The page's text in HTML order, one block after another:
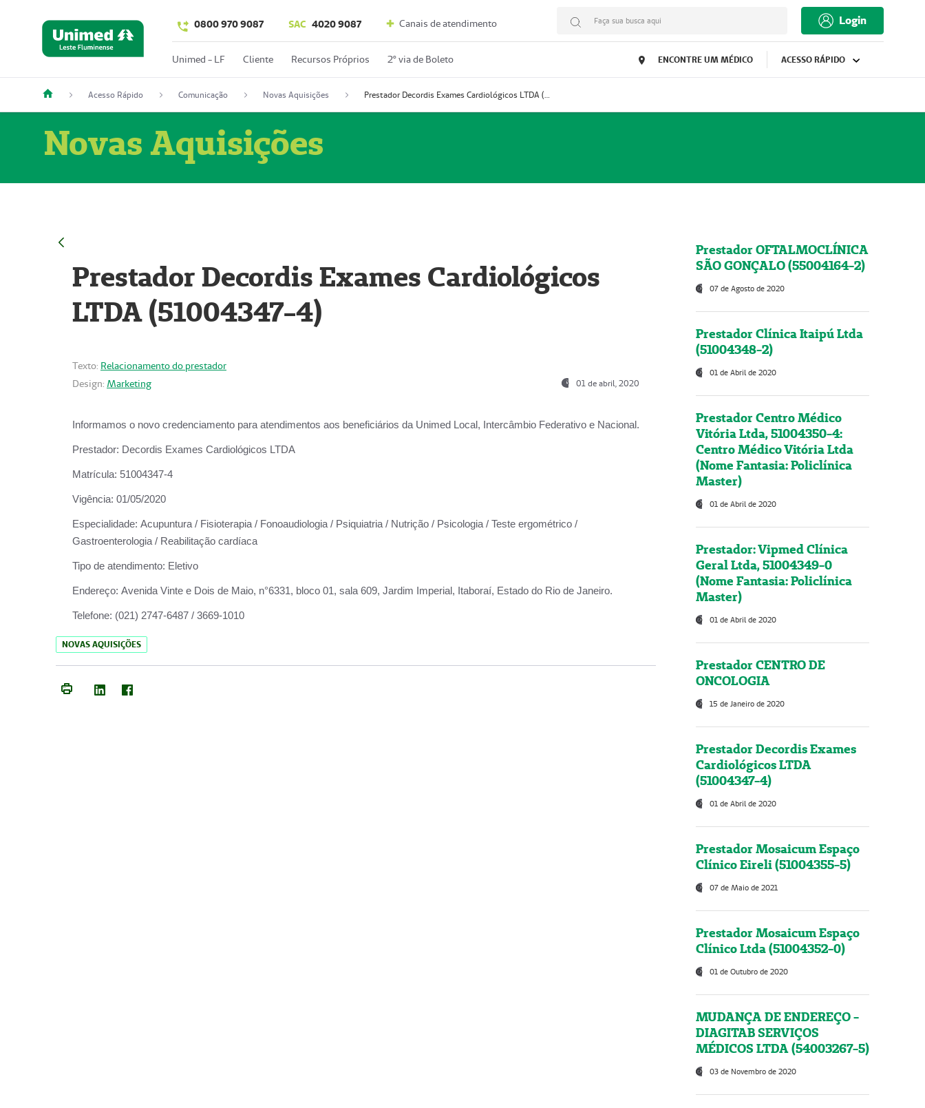
0800 970 9087 SAC 4020 9087 Canais de atendimento Faça sua busca aqui Login
Unimed - LF Cliente Recursos Próprios 2º via de Boleto ENCONTRE UM MÉDICO ACESSO RÁPIDO
Acesso Rápido Comunicação Novas Aquisições Prestador Decordis Exames Cardiológicos LTDA (51004347-4)
Novas Aquisições
Prestador Decordis Exames Cardiológicos
LTDA (51004347-4)
Texto: Relacionamento do prestador
Design: Marketing 01 de abril, 2020
Informamos o novo credenciamento para atendimentos aos beneficiários da Unimed Local, Intercâmbio Federativo e Nacional.
Prestador: Decordis Exames Cardiológicos LTDA
Matrícula: 51004347-4
Vigência: 01/05/2020
Especialidade: Acupuntura / Fisioterapia / Fonoaudiologia / Psiquiatria / Nutrição / Psicologia / Teste ergométrico /
Gastroenterologia / Reabilitação cardíaca
Tipo de atendimento: Eletivo
Endereço: Avenida Vinte e Dois de Maio, n°6331, bloco 01, sala 609, Jardim Imperial, Itaboraí, Estado do Rio de Janeiro.
Telefone: (021) 2747-6487 / 3669-1010
NOVAS AQUISIÇÕES
Prestador OFTALMOCLÍNICA
SÃO GONÇALO (55004164-2)
07 de Agosto de 2020
Prestador Clínica Itaipú Ltda
(51004348-2)
01 de Abril de 2020
Prestador Centro Médico
Vitória Ltda, 51004350-4:
Centro Médico Vitória Ltda
(Nome Fantasia: Policlínica
Master)
01 de Abril de 2020
Prestador: Vipmed Clínica
Geral Ltda, 51004349-0
(Nome Fantasia: Policlínica
Master)
01 de Abril de 2020
Prestador CENTRO DE
ONCOLOGIA
15 de Janeiro de 2020
Prestador Decordis Exames
Cardiológicos LTDA
(51004347-4)
01 de Abril de 2020
Prestador Mosaicum Espaço
Clínico Eireli (51004355-5)
07 de Maio de 2021
Prestador Mosaicum Espaço
Clínico Ltda (51004352-0)
01 de Outubro de 2020
MUDANÇA DE ENDEREÇO -
DIAGITAB SERVIÇOS
MÉDICOS LTDA (54003267-5)
03 de Novembro de 2020